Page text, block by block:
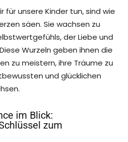
für unsere Kinder tun, sind wie
säen. Sie wachsen zu
der Liebe und
Wurzeln geben ihnen die
zu meistern, ihre Träume zu
und glücklichen
im Blick:
zum